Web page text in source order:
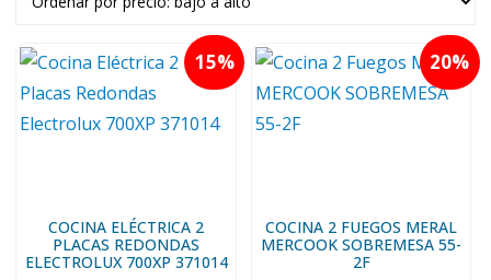
a
alto
15
COCINA ELÉCTRICA 2
PLACAS REDONDAS
ELECTROLUX 700XP 371014
20
COCINA 2 FUEGOS MERAL
MERCOOK SOBREMESA 55-
2F